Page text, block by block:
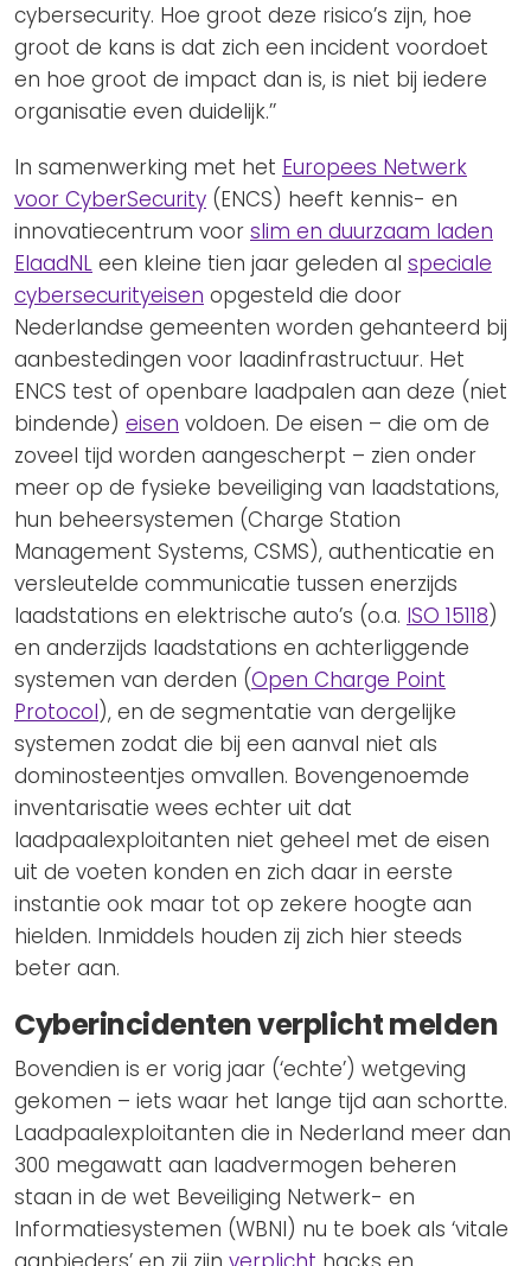
cybersecurity. Hoe groot deze risico’s zijn, hoe
groot de kans is dat zich een incident voordoet
en hoe groot de impact dan is, is niet bij iedere
organisatie even duidelijk.’’
In samenwerking met het Europees Netwerk
voor CyberSecurity (ENCS) heeft kennis- en
innovatiecentrum voor slim en duurzaam laden
ElaadNL een kleine tien jaar geleden al speciale
cybersecurityeisen opgesteld die door
Nederlandse gemeenten worden gehanteerd bij
aanbestedingen voor laadinfrastructuur. Het
ENCS test of openbare laadpalen aan deze (niet
bindende) eisen voldoen. De eisen – die om de
zoveel tijd worden aangescherpt – zien onder
meer op de fysieke beveiliging van laadstations,
hun beheersystemen (Charge Station
Management Systems, CSMS), authenticatie en
versleutelde communicatie tussen enerzijds
laadstations en elektrische auto’s (o.a. ISO 15118)
en anderzijds laadstations en achterliggende
systemen van derden (Open Charge Point
Protocol), en de segmentatie van dergelijke
systemen zodat die bij een aanval niet als
dominosteentjes omvallen. Bovengenoemde
inventarisatie wees echter uit dat
laadpaalexploitanten niet geheel met de eisen
uit de voeten konden en zich daar in eerste
instantie ook maar tot op zekere hoogte aan
hielden. Inmiddels houden zij zich hier steeds
beter aan.
Cyberincidenten verplicht melden
Bovendien is er vorig jaar (‘echte’) wetgeving
gekomen – iets waar het lange tijd aan schortte.
Laadpaalexploitanten die in Nederland meer dan
300 megawatt aan laadvermogen beheren
staan in de wet Beveiliging Netwerk- en
Informatiesystemen (WBNI) nu te boek als ‘vitale